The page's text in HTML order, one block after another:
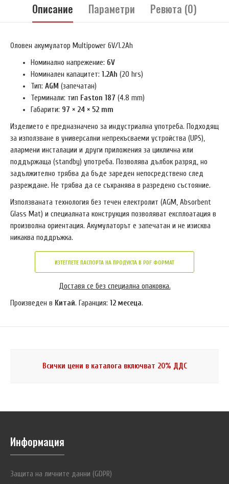
Описание Параметри Ревюта (0)
Оловен акумулатор Multipower 6V/1.2Ah
Номинално напрежение: 6V
Номинален капацитет: 1.2Ah (20 hrs)
Тип: AGM (запечатан)
Терминали: тип Faston 187 (4.8 mm)
Габарити: 97 × 24 × 52 mm
Изделието е предназначено за индустриална употреба. Подходящ
за използване в универсални непрекъсваеми устройства (UPS),
алармени инсталации и други приложения за циклична или
поддържаща (standby) употреба. Позволява дълбок разряд, но
задължително трябва да бъде зареден непосредствено след
разреждане. Не трябва да се съхранява в разредено състояние.
Използваната технология без течен електролит (AGM, Absorbent
Glass Mat) и специалната конструкция позволяват експлоатация в
произволна ориентация. Акумулаторът е запечатан и не изисква
никаква поддръжка.
ИЗТЕГЛЕТЕ ПАСПОРТА НА ПРОДУКТА В PDF ФОРМАТ
Доставя се без специална опаковка.
Произведен в Китай. Гаранция: 12 месеца.
Всички цени в каталога включват 20% ДДС
Информация
Защита на личните данни (GDPR)